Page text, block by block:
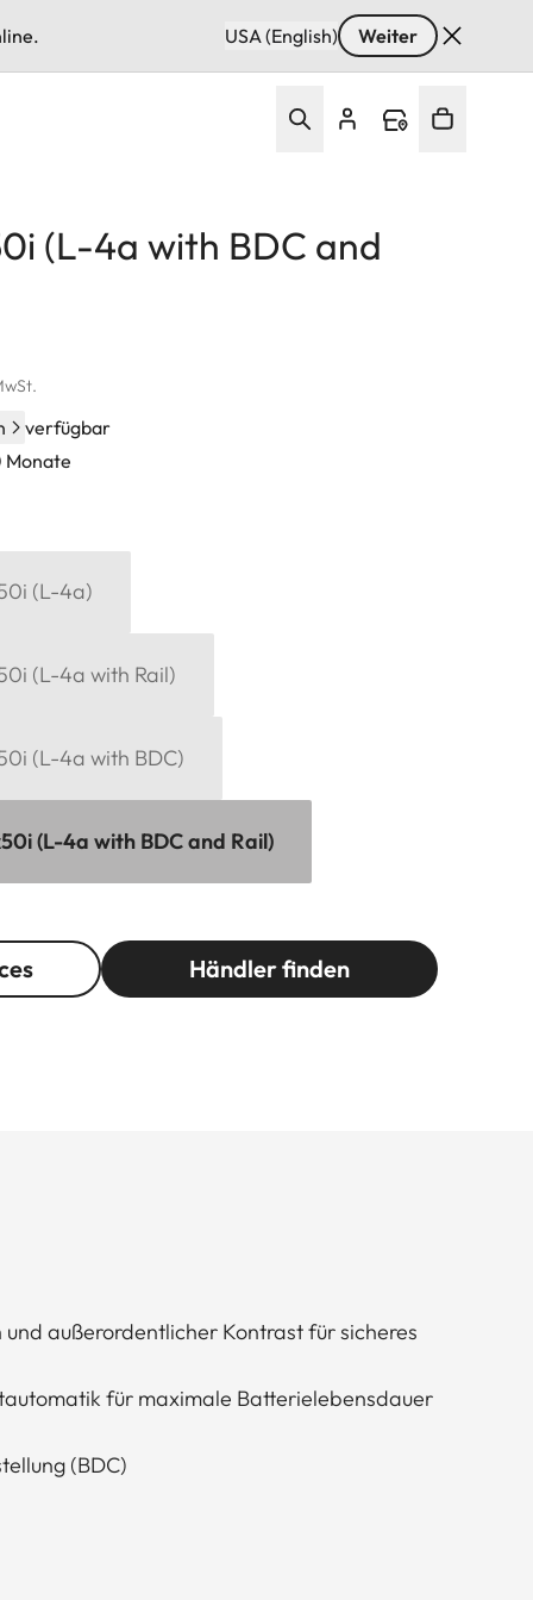
USA (English) Weiter
(L-4a with BDC and
verfügbar
Monate
(L-4a)
(L-4a with Rail)
(L-4a with BDC)
(L-4a with BDC and Rail)
Händler finden
und außerordentlicher Kontrast für sicheres
für maximale Batterielebensdauer
(BDC)